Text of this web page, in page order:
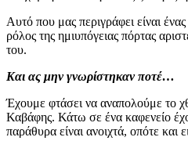
Αυτό που μας περιγράφει είναι
ρόλος της ημιυπόγειας πόρτας
του.
Και ας μην γνωρίστηκαν ποτέ…
Έχουμε φτάσει να αναπολούμε το
Καβάφης. Κάτω σε ένα καφενείο
παράθυρα είναι ανοιχτά, οπότε